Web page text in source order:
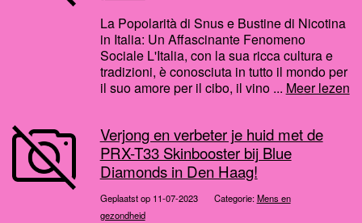
La Popolarità di Snus e Bustine di Nicotina
in Italia: Un Affascinante Fenomeno
Sociale L'Italia, con la sua ricca cultura e
tradizioni, è conosciuta in tutto il mondo per
il suo amore per il cibo, il vino ... Meer lezen
Verjong en verbeter je huid met de
PRX-T33 Skinbooster bij Blue
Diamonds in Den Haag!
Geplaatst op 11-07-2023 Categorie:Mens en
gezondheid